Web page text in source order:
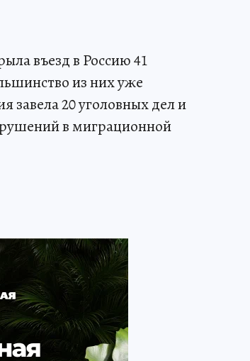
въезд в Россию 41
из них уже
завела 20 уголовных дел и
в миграционной